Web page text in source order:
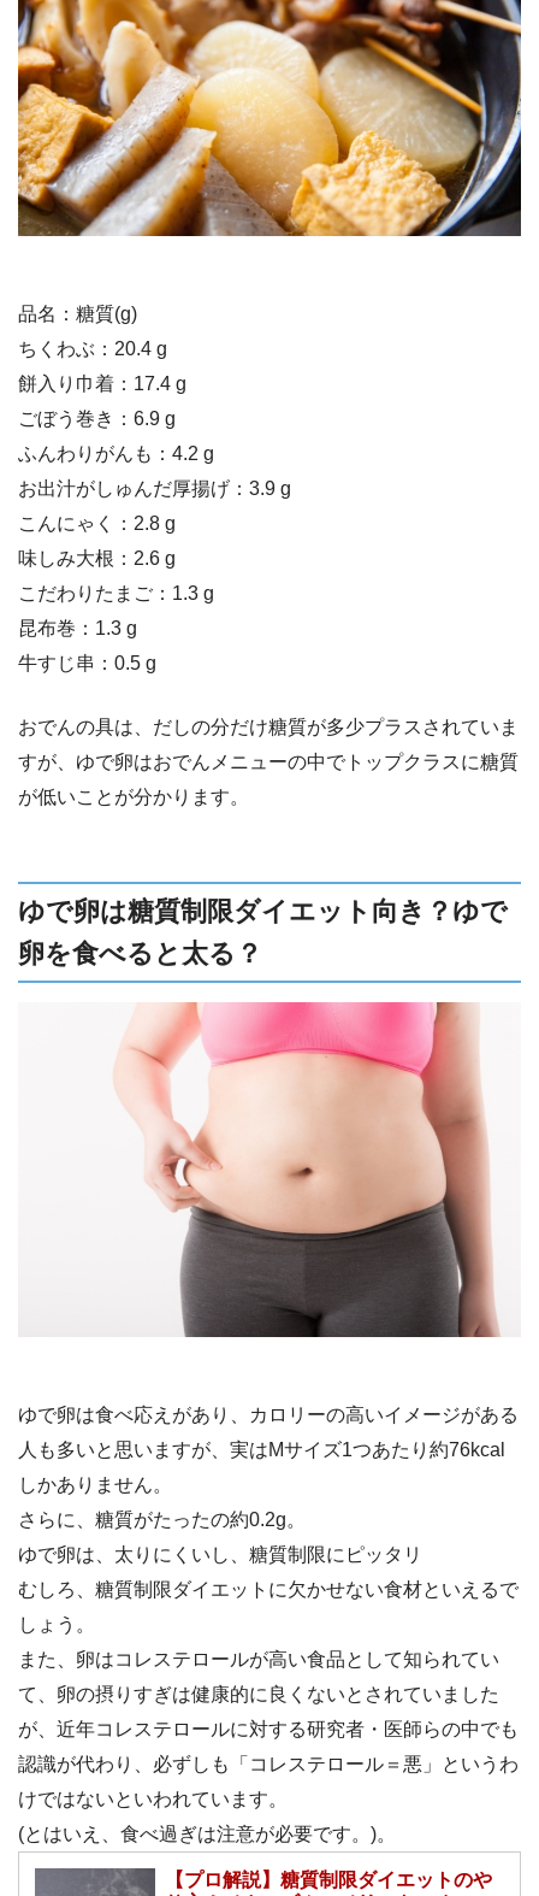
品名：糖質(g)
ちくわぶ：20.4 g
餅入り巾着：17.4 g
ごぼう巻き：6.9 g
ふんわりがんも：4.2 g
お出汁がしゅんだ厚揚げ：3.9 g
こんにゃく：2.8 g
味しみ大根：2.6 g
こだわりたまご：1.3 g
昆布巻：1.3 g
牛すじ串：0.5 g
おでんの具は、だしの分だけ糖質が多少プラスされていま
すが、ゆで卵はおでんメニューの中でトップクラスに糖質
が低いことが分かります。
ゆで卵は糖質制限ダイエット向き？ゆで
卵を食べると太る？
ゆで卵は食べ応えがあり、カロリーの高いイメージがある
人も多いと思いますが、実はMサイズ1つあたり約76kcal
しかありません。
さらに、糖質がたったの約0.2g。
ゆで卵は、太りにくいし、糖質制限にピッタリ
むしろ、糖質制限ダイエットに欠かせない食材といえるで
しょう。
また、卵はコレステロールが高い食品として知られてい
て、卵の摂りすぎは健康的に良くないとされていました
が、近年コレステロールに対する研究者・医師らの中でも
認識が代わり、必ずしも「コレステロール＝悪」というわ
けではないといわれています。
(とはいえ、食べ過ぎは注意が必要です。)。
【プロ解説】糖質制限ダイエットのや